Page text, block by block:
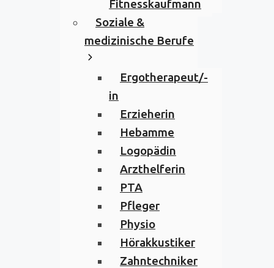
Fitnesskaufmann
Soziale &
medizinische Berufe
Ergotherapeut/-
in
Erzieherin
Hebamme
Logopädin
Arzthelferin
PTA
Pfleger
Physio
Hörakkustiker
Zahntechniker